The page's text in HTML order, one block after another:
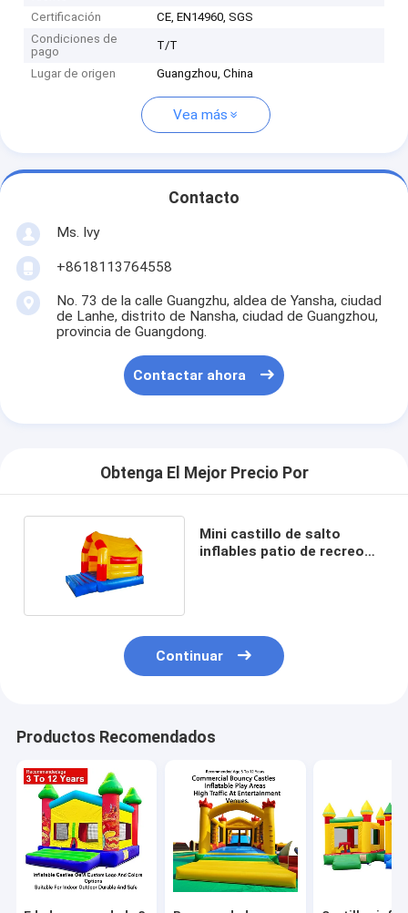
Certificación
CE, EN14960, SGS
Condiciones de
pago
T/T
Lugar de origen Guangzhou, China
Vea más
Contacto
Ms. Ivy
+8618113764558
No. 73 de la calle Guangzhu, aldea de Yansha, ciudad
de Lanhe, distrito de Nansha, ciudad de Guangzhou,
provincia de Guangdong.
Contactar ahora
Obtenga El Mejor Precio Por
Mini castillo de salto
inflables patio de recreo
Continuar
Productos Recomendados